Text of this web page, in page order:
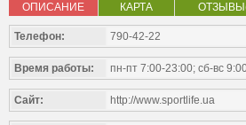
ОПИСАНИЕ КАРТА
Телефон: 790-42-22
Время работы: пн-пт 7:00-23:00; сб-вс
Сайт: http://www.sportlife.ua